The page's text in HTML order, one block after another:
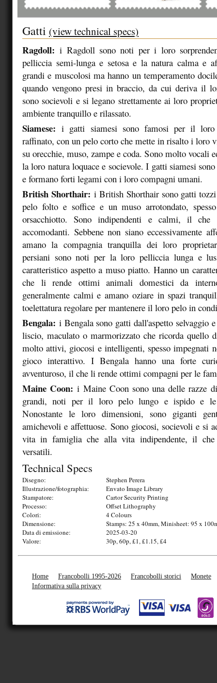
Gatti (view technical specs)
Ragdoll: i Ragdoll sono noti per i loro
pelliccia semi-lunga e setosa e la natura calma e
grandi e muscolosi ma hanno un temperamento
quando vengono presi in braccio, da cui deriva il
sono socievoli e si legano strettamente ai loro
ambiente tranquillo e rilassato.
Siamese: i gatti siamesi sono famosi per il loro
raffinato, con un pelo corto che mette in risalto i loro
su orecchie, muso, zampe e coda. Sono molto vocali
la loro natura loquace e socievole. I gatti siamesi
e formano forti legami con i loro compagni umani.
British Shorthair: i British Shorthair sono gatti
pelo folto e soffice e un muso arrotondato,
orsacchiotto. Sono indipendenti e calmi, il che
accomodanti. Sebbene non siano eccessivamente
amano la compagnia tranquilla dei loro
persiani sono noti per la loro pelliccia lunga e
caratteristico aspetto a muso piatto. Hanno un
che li rende ottimi animali domestici da
generalmente calmi e amano oziare in spazi
toelettatura regolare per mantenere il loro pelo in
Bengala: i Bengala sono gatti dall'aspetto selvaggio
liscio, maculato o marmorizzato che ricorda quello
molto attivi, giocosi e intelligenti, spesso impegnati
gioco interattivo. I Bengala hanno una forte
avventuroso, il che li rende ottimi compagni per le
Maine Coon: i Maine Coon sono una delle razze
grandi, noti per il loro pelo lungo e ispido e
Nonostante le loro dimensioni, sono giganti
amichevoli e affettuose. Sono giocosi, socievoli e si
vita in famiglia che alla vita indipendente, il
versatili.
Technical Specs
Disegno:
Stephen Perera
Illustrazione/fotographia:
Envato Image Library
Stampatore:
Cartor Security Printing
Processo:
Offset Lithography
Colori:
4 Colours
Dimensione:
Stamps: 25 x 40mm, Minisheet: 95 x
Data di emissione:
2025-03-20
Valore:
30p, 60p, £1, £1.15, £4
Home Francobolli 1995-2026 Francobolli storici
Monete
Informativa sulla privacy